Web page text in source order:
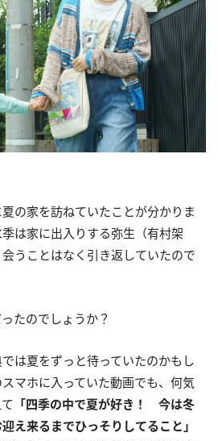
の家を訪ねていたことが分かりま
は家に出入りする弥生（有村架
うことはなく引き返していたので
たのでしょうか？
は夏をずっと待っていたのかもし
マホに入っていた動画でも、何気
「四季の中で夏が好き！ 今は冬
え来るまでひっそりしてること」